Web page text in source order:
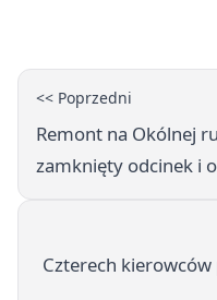
<< Poprzedni
Remont na Okólnej
zamknięty odcinek i
Czterech